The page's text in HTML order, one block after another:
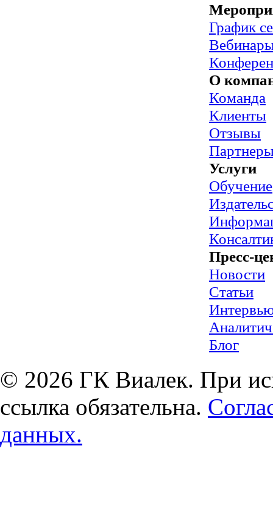
График
О
Команда
Клиенты
Отзывы
Услуги
Обучение
Пресс-
Новости
Статьи
Блог
© 2026 ГК Виалек. При
ссылка обязательна.
данных.